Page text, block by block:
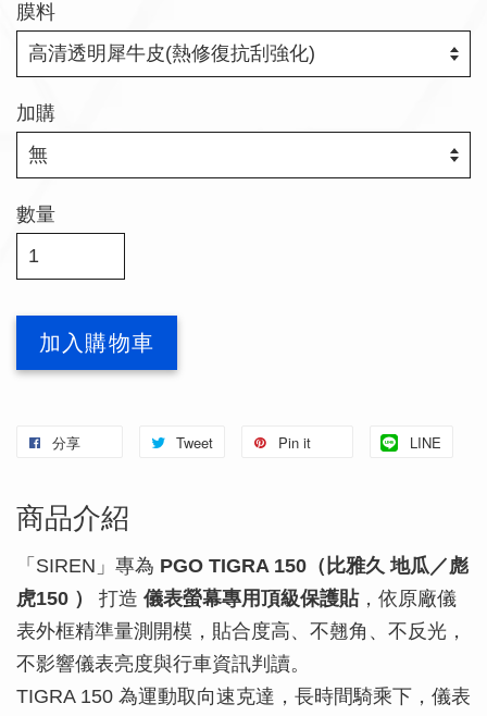
膜料
加購
數量
加入購物車
分享 Tweet Pin it LINE
商品介紹
「SIREN」專為 PGO TIGRA 150（比雅久 地瓜／彪
虎150 ）
打造 儀表螢幕專用頂級保護貼，依原廠儀
表外框精準量測開模，貼合度高、不翹角、不反光，
不影響儀表亮度與行車資訊判讀。
TIGRA 150 為運動取向速克達，長時間騎乘下，儀表